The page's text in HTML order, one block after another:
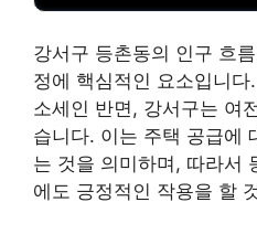
강서구 등촌동의 인구 흐
정에 핵심적인 요소입니
소세인 반면, 강서구는 여
습니다. 이는 주택 공급에
는 것을 의미하며, 따라서
에도 긍정적인 작용을 할